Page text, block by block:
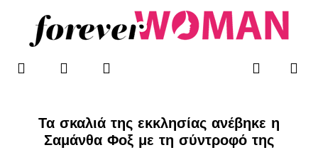
περιεχόμενο
F
a
T
w
t
e
r
I
n
a
g
r
Search
Τα σκαλιά της εκκλησίας ανέβηκε η
Σαμάνθα Φοξ με τη σύντροφό της